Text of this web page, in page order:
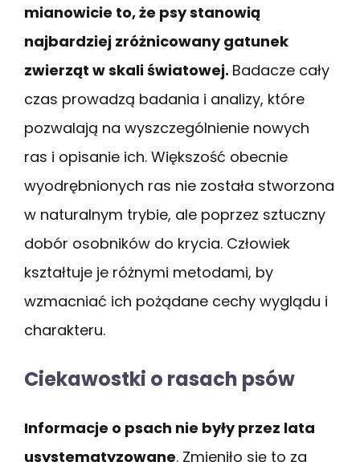
mianowicie to, że psy stanowią
najbardziej zróżnicowany gatunek
zwierząt w skali światowej. Badacze cały
czas prowadzą badania i analizy, które
pozwalają na wyszczególnienie nowych
ras i opisanie ich. Większość obecnie
wyodrębnionych ras nie została stworzona
w naturalnym trybie, ale poprzez sztuczny
dobór osobników do krycia. Człowiek
kształtuje je różnymi metodami, by
wzmacniać ich pożądane cechy wyglądu i
charakteru.
Ciekawostki o rasach psów
Informacje o psach nie były przez lata
usystematyzowane. Zmieniło się to za